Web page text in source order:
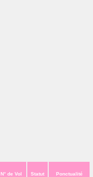
N° de Vol Statut Ponctualité